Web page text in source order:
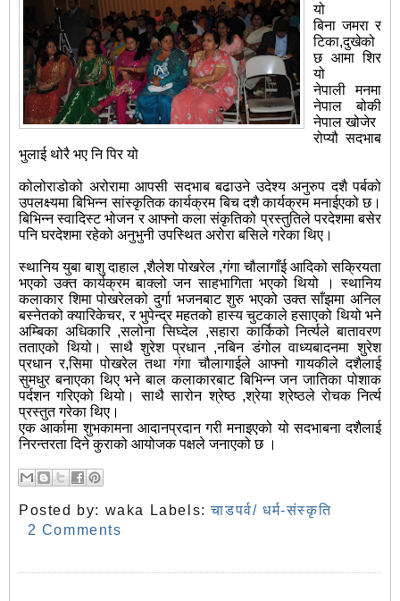
यो
बिना जमरा र
टिका,दुखेको
छ आमा शिर
यो
नेपाली मनमा
नेपाल बोकी
नेपाल खोजेर
रोप्यौ सदभाब
भुलाई थोरै भए नि पिर यो
कोलोराडोको अरोरामा आपसी सदभाब बढाउने उदेश्य अनुरुप दशै पर्बको
उपलक्ष्यमा बिभिन्न सांस्कृतिक कार्यक्रम बिच दशै कार्यक्रम मनाईएको छ।
बिभिन्न स्वादिस्ट भोजन र आफ्नो कला संकृतिको प्रस्तुतिले परदेशमा बसेर
पनि घरदेशमा रहेको अनुभुनी उपस्थित अरोरा बसिले गरेका थिए।
स्थानिय युबा बाशु दाहाल ,शैलेश पोखरेल ,गंगा चौलागाँई आदिको सक्रियता
भएको उक्त कार्यक्रम बाक्लो जन साहभागिता भएको थियो । स्थानिय
कलाकार शिमा पोखरेलको दुर्गा भजनबाट शुरु भएको उक्त साँझमा अनिल
बस्नेतको क्यारिकेचर, र भुपेन्द्र महतको हास्य चुटकाले हसाएको थियो भने
अम्बिका अधिकारि ,सलोना सिघ्देल ,सहारा कार्किको निर्त्यले बातावरण
तताएको थियो। साथै शुरेश प्रधान ,नबिन डंगोल वाध्यबादनमा शुरेश
प्रधान र,सिमा पोखरेल तथा गंगा चौलागाईले आफ्नो गायकीले दशैलाई
सुमधुर बनाएका थिए भने बाल कलाकारबाट बिभिन्न जन जातिका पोशाक
पर्दशन गरिएको थियो। साथै सारोन श्रेष्ठ ,श्रेया श्रेष्ठले रोचक निर्त्य
प्रस्तुत गरेका थिए।
एक आर्कामा शुभकामना आदानप्रदान गरी मनाइएको यो सदभाबना दशैलाई
निरन्तरता दिने कुराको आयोजक पक्षले जनाएको छ ।
Posted by: waka Labels:चाडपर्व/ धर्म-संस्कृति
2 Comments